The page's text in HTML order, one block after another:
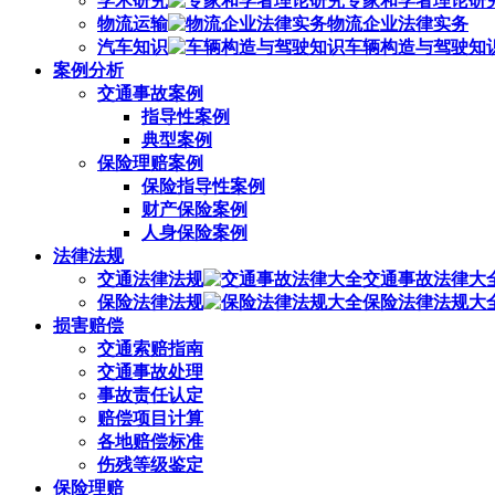
物流运输
物流企业法律实务
汽车知识
车辆构造与驾驶知
案例分析
交通事故案例
指导性案例
典型案例
保险理赔案例
保险指导性案例
财产保险案例
人身保险案例
法律法规
交通法律法规
交通事故法律大
保险法律法规
保险法律法规大
损害赔偿
交通索赔指南
交通事故处理
事故责任认定
赔偿项目计算
各地赔偿标准
伤残等级鉴定
保险理赔